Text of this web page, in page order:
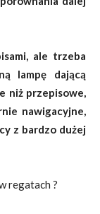
ale trzeba
lampę dającą
niż przepisowe,
nawigacyjne,
z bardzo dużej
regatach ?